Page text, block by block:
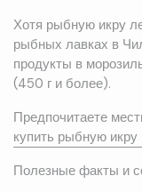
Хотя рыбную икру
рыбных лавках в
продукты в
(450 г и более).
Предпочитаете
купить рыбную
Полезные факты и